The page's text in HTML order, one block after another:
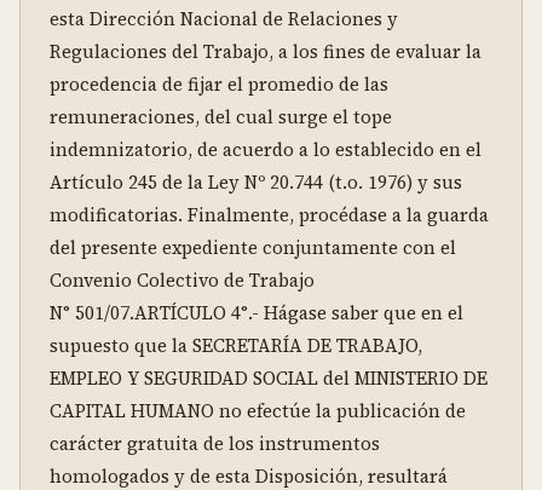
esta Dirección Nacional de Relaciones y
Regulaciones del Trabajo, a los fines de evaluar la
procedencia de fijar el promedio de las
remuneraciones, del cual surge el tope
indemnizatorio, de acuerdo a lo establecido en el
Artículo 245 de la Ley Nº 20.744 (t.o. 1976) y sus
modificatorias. Finalmente, procédase a la guarda
del presente expediente conjuntamente con el
Convenio Colectivo de Trabajo
N° 501/07.ARTÍCULO 4°.- Hágase saber que en el
supuesto que la SECRETARÍA DE TRABAJO,
EMPLEO Y SEGURIDAD SOCIAL del MINISTERIO DE
CAPITAL HUMANO no efectúe la publicación de
carácter gratuita de los instrumentos
homologados y de esta Disposición, resultará